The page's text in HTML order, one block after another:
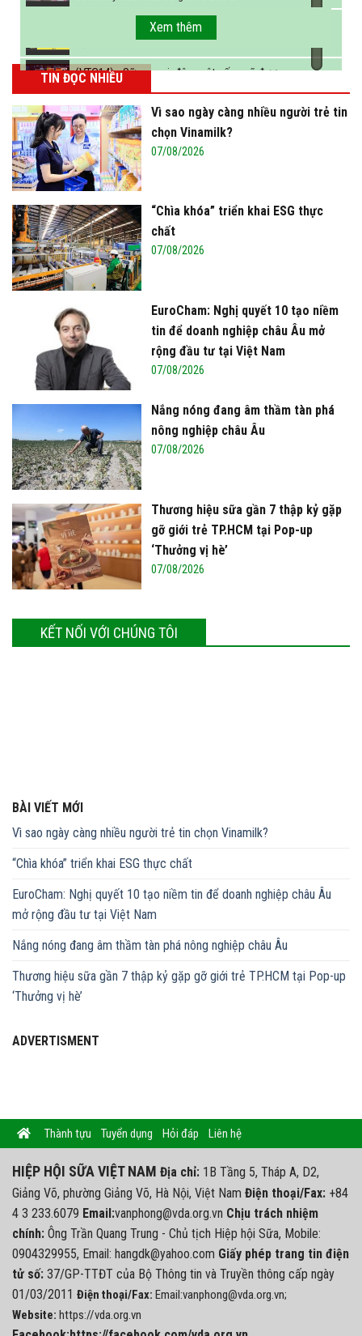
FBNC - Ngành sữa hướng tới mục tiêu 3,4 tỷ lít
sữa vào năm 2025
(VTC14) - Sữa ngoại, động vật sống sẽ được
miễn thuế nhập khẩu
Xem thêm
TIN ĐỌC NHIỀU
Vì sao ngày càng nhiều người trẻ tin
chọn Vinamilk?
07/08/2026
“Chìa khóa” triển khai ESG thực
chất
07/08/2026
EuroCham: Nghị quyết 10 tạo niềm
tin để doanh nghiệp châu Âu mở
rộng đầu tư tại Việt Nam
07/08/2026
Nắng nóng đang âm thầm tàn phá
nông nghiệp châu Âu
07/08/2026
Thương hiệu sữa gần 7 thập kỷ gặp
gỡ giới trẻ TP.HCM tại Pop-up
‘Thưởng vị hè’
07/08/2026
KẾT NỐI VỚI CHÚNG TÔI
BÀI VIẾT MỚI
Vì sao ngày càng nhiều người trẻ tin chọn Vinamilk?
“Chìa khóa” triển khai ESG thực chất
EuroCham: Nghị quyết 10 tạo niềm tin để doanh nghiệp châu Âu
mở rộng đầu tư tại Việt Nam
Nắng nóng đang âm thầm tàn phá nông nghiệp châu Âu
Thương hiệu sữa gần 7 thập kỷ gặp gỡ giới trẻ TP.HCM tại Pop-up
‘Thưởng vị hè’
ADVERTISMENT
Thành tựu Tuyển dụng Hỏi đáp Liên hệ
HIỆP HỘI SỮA VIỆT NAM Địa chỉ: 1B Tầng 5, Tháp A, D2,
Giảng Võ, phường Giảng Võ, Hà Nội, Việt Nam Điện thoại/Fax: +84
4 3 233.6079 Email:vanphong@vda.org.vn Chịu trách nhiệm
chính: Ông Trần Quang Trung - Chủ tịch Hiệp hội Sữa, Mobile:
0904329955, Email: hangdk@yahoo.com Giấy phép trang tin điện
tử số: 37/GP-TTĐT của Bộ Thông tin và Truyền thông cấp ngày
01/03/2011 Điện thoại/Fax: Email:vanphong@vda.org.vn;
Website: https://vda.org.vn